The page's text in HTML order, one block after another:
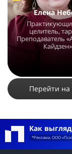
Елена
целитель,
Преподаватель
Перейти на
Как
*Реклама. ООО